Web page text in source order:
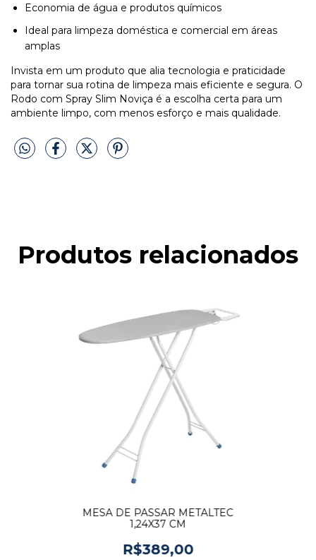
Economia de água e produtos químicos
Ideal para limpeza doméstica e comercial em áreas
amplas
Invista em um produto que alia tecnologia e praticidade
para tornar sua rotina de limpeza mais eficiente e segura. O
Rodo com Spray Slim Noviça é a escolha certa para um
ambiente limpo, com menos esforço e mais qualidade.
Produtos relacionados
MESA DE PASSAR METALTEC
1,24X37 CM
R$389,00